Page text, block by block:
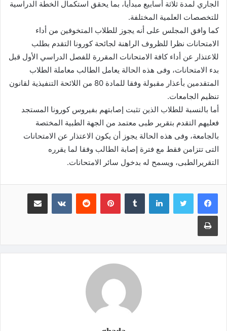
الجاري لمدة ثلاثة أسابيع مبدأيا، بما يحقق استكمال الخطة الدراسية
للتخصصات العلمية المختلفة.
كما وافق المجلس على أنه يجوز للطلاب المتخوفين من أداء
الامتحانات نظرا للظروف الراهنة لجائحة كورونا التقدم بطلب
للاعتذار عن أداء كافة الامتحانات المقررة للفصل الدراسي الأول قبل
بدء الامتحانات، وفى هذه الحالة يعامل الطالب معاملة الطلاب
المتقدمين بأعذار مقبولة وفقا للمادة 80 من اللائحة التنفيذية لقانون
تنظيم الجامعات.
أما بالنسبة للطلاب الذين تثبت إصابتهم بفيروس كورونا المستجد
فعليهم التقدم بتقرير طبى معتمد من الجهة الطبية المختصة
بالجامعة، وفى هذه الحالة يجوز أن يكون الاعتذار عن الامتحانات
التى تتزامن فقط مع فترة إصابة الطالب وفقا لما يقرره
التقريرالطبى، ويسمح له بدخول سائر الامتحانات.
لينكدإن بينتيريست